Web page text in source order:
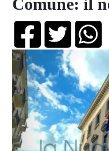
Comune: il